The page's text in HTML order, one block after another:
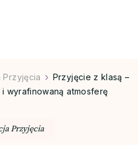
Przyjęcia
Przyjęcie z klasą –
wyrafinowaną atmosferę
Przyjęcia